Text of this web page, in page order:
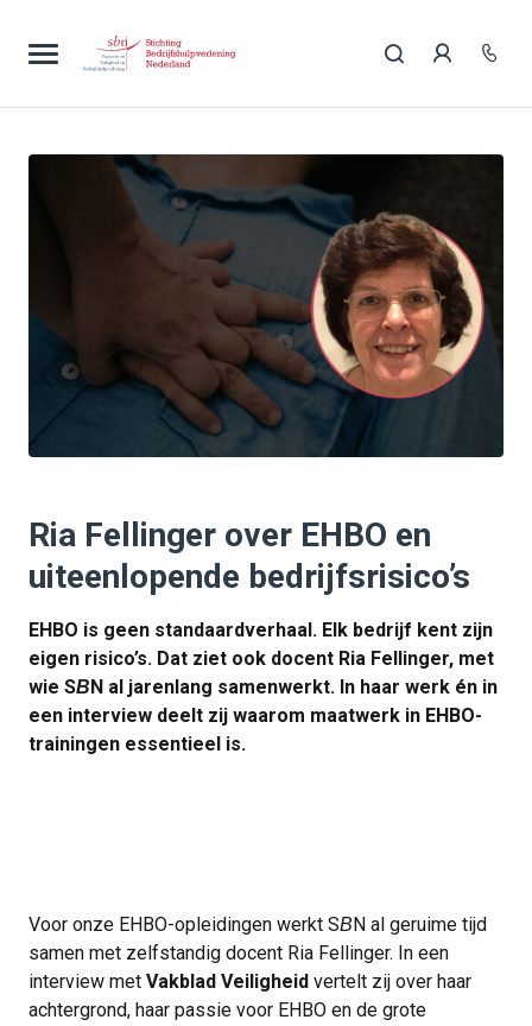
Ria Fellinger over EHBO en
uiteenlopende bedrijfsrisico’s
EHBO is geen standaardverhaal. Elk bedrijf kent zijn
eigen risico’s. Dat ziet ook docent Ria Fellinger, met
wie SB N al jarenlang samenwerkt. In haar werk én in
een interview deelt zij waarom maatwerk in EHBO-
trainingen essentieel is.
Voor onze EHBO-opleidingen werkt SB N al geruime tijd
samen met zelfstandig docent Ria Fellinger. In een
interview met Vakblad Veiligheid vertelt zij over haar
achtergrond, haar passie voor EHBO en de grote